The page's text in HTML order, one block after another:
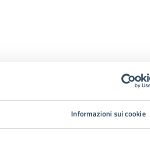
Informazioni sui cookie